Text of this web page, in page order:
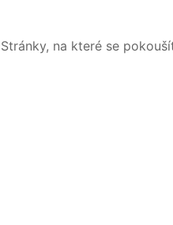
Stránky, na které se